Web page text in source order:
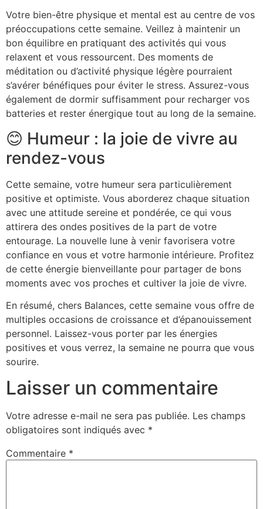
Votre bien-être physique et mental est au centre de vos
préoccupations cette semaine. Veillez à maintenir un
bon équilibre en pratiquant des activités qui vous
relaxent et vous ressourcent. Des moments de
méditation ou d’activité physique légère pourraient
s’avérer bénéfiques pour éviter le stress. Assurez-vous
également de dormir suffisamment pour recharger vos
batteries et rester énergique tout au long de la semaine.
😊 Humeur : la joie de vivre au
rendez-vous
Cette semaine, votre humeur sera particulièrement
positive et optimiste. Vous aborderez chaque situation
avec une attitude sereine et pondérée, ce qui vous
attirera des ondes positives de la part de votre
entourage. La nouvelle lune à venir favorisera votre
confiance en vous et votre harmonie intérieure. Profitez
de cette énergie bienveillante pour partager de bons
moments avec vos proches et cultiver la joie de vivre.
En résumé, chers Balances, cette semaine vous offre de
multiples occasions de croissance et d’épanouissement
personnel. Laissez-vous porter par les énergies
positives et vous verrez, la semaine ne pourra que vous
sourire.
Laisser un commentaire
Votre adresse e-mail ne sera pas publiée. Les champs
obligatoires sont indiqués avec *
Commentaire *